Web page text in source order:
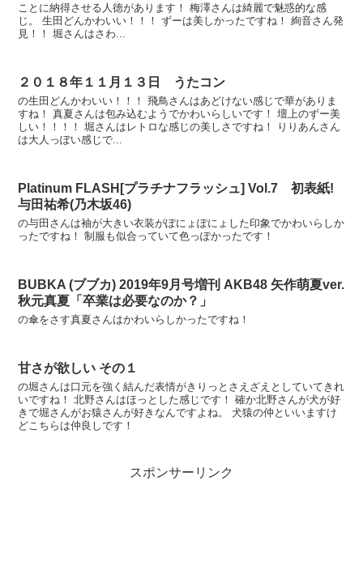
ことに納得させる人徳があります！ 梅澤さんは綺麗で魅惑的な感
じ。 生田どんかわいい！！！ ずーは美しかったですね！ 絢音さん発
見！！ 堀さんはさわ...
２０１８年１１月１３日 うたコン
の生田どんかわいい！！！ 飛鳥さんはあどけない感じで華がありま
すね！ 真夏さんは包み込むようでかわいらしいです！ 壇上のずー美
しい！！！！ 堀さんはレトロな感じの美しさですね！ りりあんさん
は大人っぽい感じで...
Platinum FLASH[プラチナフラッシュ] Vol.7 初表紙!
与田祐希(乃木坂46)
の与田さんは袖が大きい衣装がぽにょぽにょした印象でかわいらしか
ったですね！ 制服も似合っていて色っぽかったです！
BUBKA (ブブカ) 2019年9月号増刊 AKB48 矢作萌夏ver.
秋元真夏「卒業は必要なのか？」
の傘をさす真夏さんはかわいらしかったですね！
甘さが欲しい その１
の堀さんは口元を強く結んだ表情がきりっとさえざえとしていてきれ
いですね！ 北野さんはほっとした感じです！ 確か北野さんが犬が好
きで堀さんがお猿さんが好きなんですよね。 犬猿の仲といいますけ
どこちらは仲良しです！
スポンサーリンク